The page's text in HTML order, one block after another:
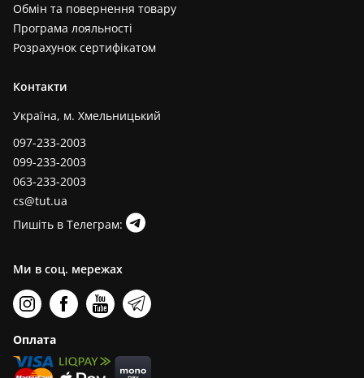
Обмін та повернення товару
Програма лояльності
Розрахунок сертифікатом
Контакти
Україна, м. Хмельницький
097-233-2003
099-233-2003
063-233-2003
cs@tut.ua
Пишіть в Телеграм:
Ми в соц. мережах
Оплата